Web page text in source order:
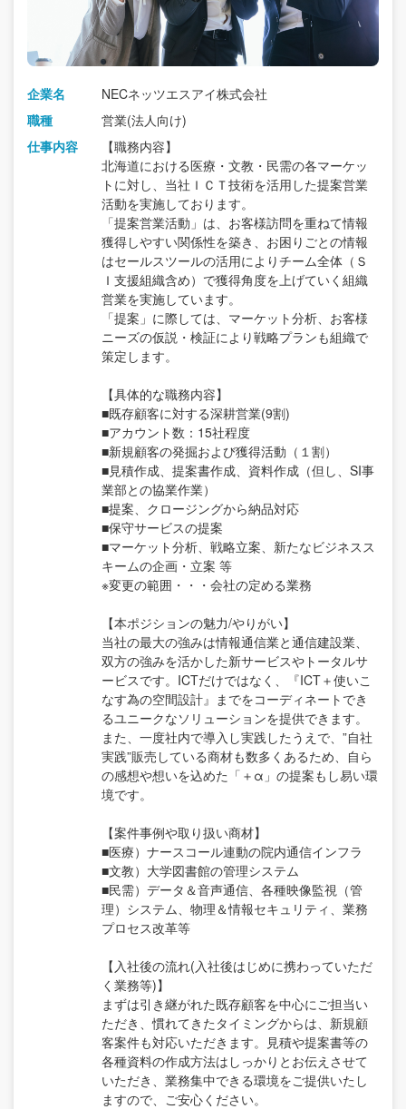
企業名
NECネッツエスアイ株式会社
職種
営業(法人向け)
仕事内容
【職務内容】
北海道における医療・文教・民需の各マーケッ
トに対し、当社ＩＣＴ技術を活用した提案営業
活動を実施しております。
「提案営業活動」は、お客様訪問を重ねて情報
獲得しやすい関係性を築き、お困りごとの情報
はセールスツールの活用によりチーム全体（Ｓ
Ｉ支援組織含め）で獲得角度を上げていく組織
営業を実施しています。
「提案」に際しては、マーケット分析、お客様
ニーズの仮説・検証により戦略プランも組織で
策定します。
【具体的な職務内容】
■既存顧客に対する深耕営業(9割)
■アカウント数：15社程度
■新規顧客の発掘および獲得活動（１割）
■見積作成、提案書作成、資料作成（但し、SI事
業部との協業作業）
■提案、クロージングから納品対応
■保守サービスの提案
■マーケット分析、戦略立案、新たなビジネスス
キームの企画・立案 等
※変更の範囲・・・会社の定める業務
【本ポジションの魅力/やりがい】
当社の最大の強みは情報通信業と通信建設業、
双方の強みを活かした新サービスやトータルサ
ービスです。ICTだけではなく、『ICT＋使いこ
なす為の空間設計』までをコーディネートでき
るユニークなソリューションを提供できます。
また、一度社内で導入し実践したうえで、”自社
実践”販売している商材も数多くあるため、自ら
の感想や想いを込めた「＋α」の提案もし易い環
境です。
【案件事例や取り扱い商材】
■医療）ナースコール連動の院内通信インフラ
■文教）大学図書館の管理システム
■民需）データ＆音声通信、各種映像監視（管
理）システム、物理＆情報セキュリティ、業務
プロセス改革等
【入社後の流れ(入社後はじめに携わっていただ
く業務等)】
まずは引き継がれた既存顧客を中心にご担当い
ただき、慣れてきたタイミングからは、新規顧
客案件も対応いただきます。見積や提案書等の
各種資料の作成方法はしっかりとお伝えさせて
いただき、業務集中できる環境をご提供いたし
ますので、ご安心ください。